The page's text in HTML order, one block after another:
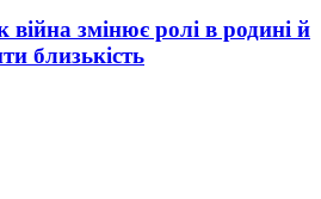
війна змінює ролі в родині й
близькість